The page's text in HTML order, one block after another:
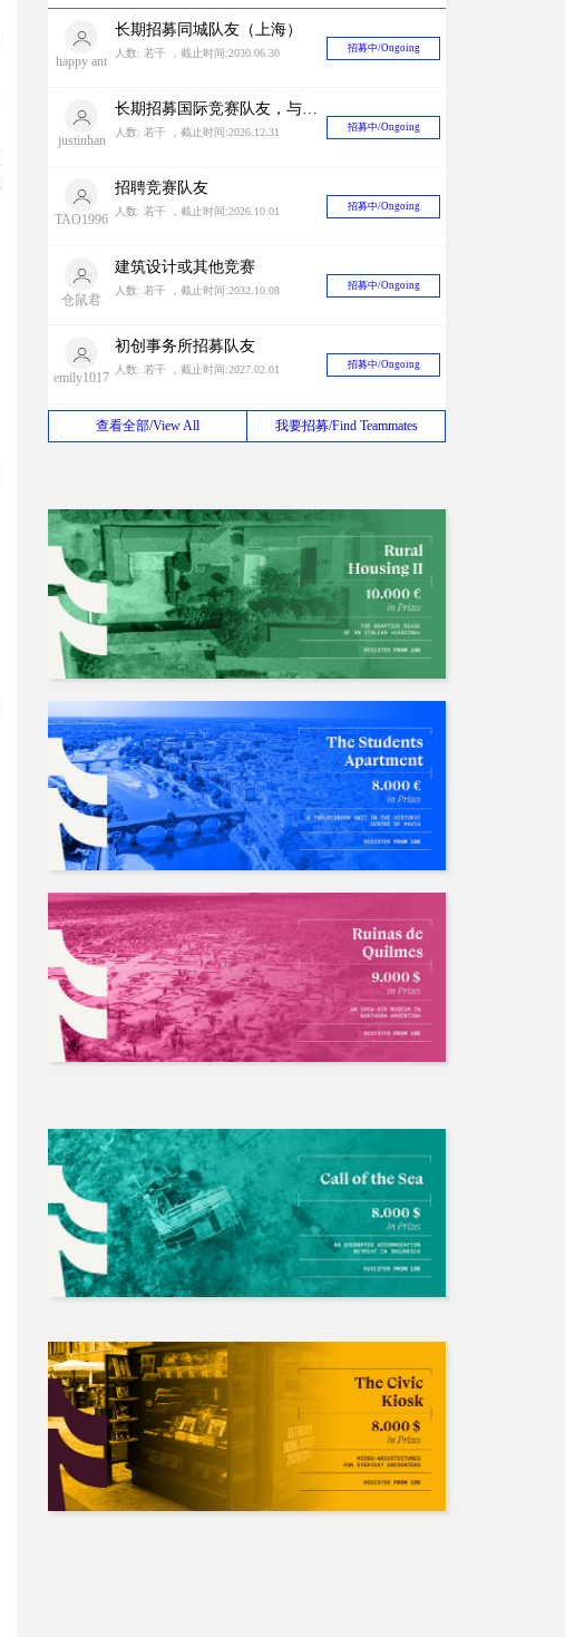
happy ant
长期招募同城队友（上海）
人数: 若干 ，截止时间:2030.06.30 招募中/Ongoing
justinhan
长期招募国际竞赛队友，与国内外很多zbf有稳定关系中奖率有一定保障！
人数: 若干 ，截止时间:2026.12.31 招募中/Ongoing
TAO1996
招聘竞赛队友
人数: 若干 ，截止时间:2026.10.01 招募中/Ongoing
仓鼠君
建筑设计或其他竞赛
人数: 若干 ，截止时间:2032.10.08 招募中/Ongoing
emily1017
初创事务所招募队友
人数: 若干 ，截止时间:2027.02.01 招募中/Ongoing
甲级设计院长期寻找竞赛合作对象
招募中/Ongoing
peijunfei
人数: 若干 ，截止时间:2030.03.12
wzq191315
设计师组队
人数: 若干 ，截止时间:2027.08.15 招募中/Ongoing
2024 Antepavilion 建筑竞赛
招募中/Ongoing
不存在的
人
国内外竞赛长期招队友
人数: 若干 ，截止时间:2028.04.06 招募中/Ongoing
查看全部/View All 我要招募/Find Teammates